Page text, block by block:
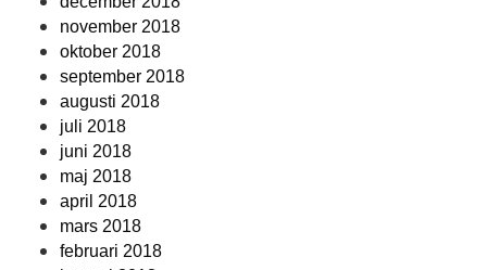
november 2018
oktober 2018
september 2018
augusti 2018
juli 2018
juni 2018
maj 2018
april 2018
mars 2018
februari 2018